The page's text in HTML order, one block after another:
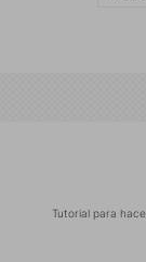
Tutorial para